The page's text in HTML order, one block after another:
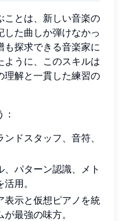
ことは、新しい音楽の
た曲しか弾けなかっ
も探求できる音楽家に
ように、このスキルは
理解と一貫した練習の
ンドスタッフ、音符、
、パターン認識、メト
用。
表示と仮想ピアノを統
最強の味方。